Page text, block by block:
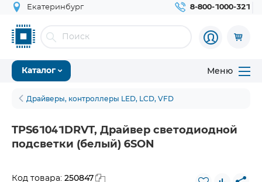
Екатеринбург 8-800-1000-321
Каталог Меню
Драйверы, контроллеры LED, LCD, VFD
TPS61041DRVT, Драйвер светодиодной
подсветки (белый) 6SON
Код товара: 250847